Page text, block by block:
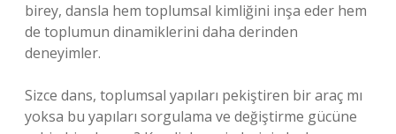
birey, dansla hem toplumsal kimliğini inşa eder hem
de toplumun dinamiklerini daha derinden
deneyimler.
Sizce dans, toplumsal yapıları pekiştiren bir araç mı
yoksa bu yapıları sorgulama ve değiştirme gücüne